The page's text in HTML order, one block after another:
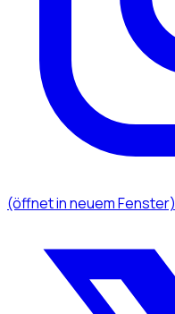
(öffnet in neuem Fenster)